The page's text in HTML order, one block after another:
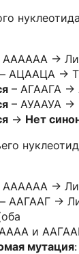
АААААА →
– АЦААЦА →
– АГААГА →
– АУААУА →
→ Нет
АААААА →
– ААГААГ →
и
мутация